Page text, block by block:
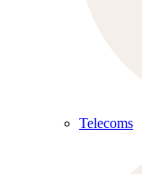
Telecoms